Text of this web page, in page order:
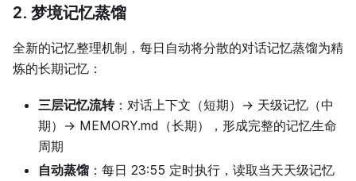
2. 梦境记忆蒸馏
全新的记忆整理机制，每日自动将分散的对话记忆蒸馏为精
炼的长期记忆：
三层记忆流转：对话上下文（短期）→ 天级记忆（中
期）→ MEMORY.md（长期），形成完整的记忆生命
周期
自动蒸馏 ：每日 23:55 定时执行，读取当天天级记忆